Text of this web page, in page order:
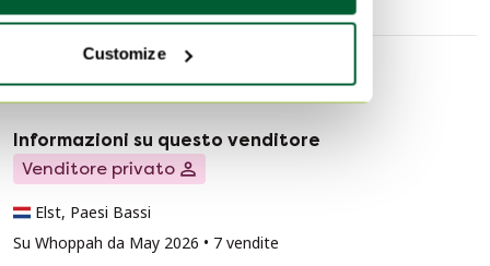
Customize
Informazioni sul venditore
Informazioni su questo venditore
Venditore privato
Elst, Paesi Bassi
Su Whoppah da May 2026 • 7 vendite